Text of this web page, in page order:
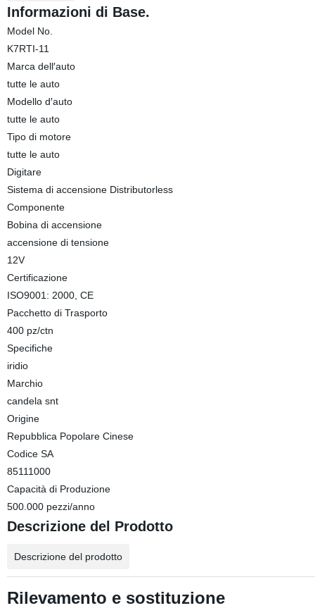
Informazioni di Base.
Model No.
K7RTI-11
Marca dell′auto
tutte le auto
Modello d′auto
tutte le auto
Tipo di motore
tutte le auto
Digitare
Sistema di accensione Distributorless
Componente
Bobina di accensione
accensione di tensione
12V
Certificazione
ISO9001: 2000, CE
Pacchetto di Trasporto
400 pz/ctn
Specifiche
iridio
Marchio
candela snt
Origine
Repubblica Popolare Cinese
Codice SA
85111000
Capacità di Produzione
500.000 pezzi/anno
Descrizione del Prodotto
Descrizione del prodotto
Rilevamento e sostituzione